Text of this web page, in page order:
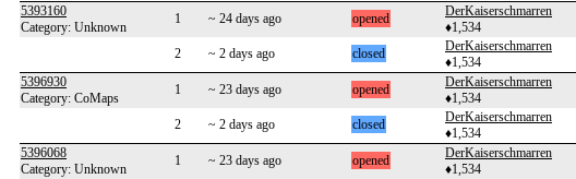
5393160
Category: Unknown
1 ~ 24 days ago opened
DerKaiserschmarren
♦1,534
2 ~ 2 days ago closed
DerKaiserschmarren
♦1,534
5396930
Category: CoMaps
1 ~ 23 days ago opened
DerKaiserschmarren
♦1,534
2
~ 2 days ago closed
DerKaiserschmarren
♦1,534
5396068
Category: Unknown
1 ~ 23 days ago opened
DerKaiserschmarren
♦1,534